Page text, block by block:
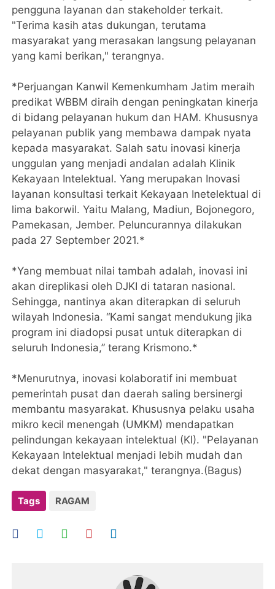
pengguna layanan dan stakeholder terkait.
"Terima kasih atas dukungan, terutama
masyarakat yang merasakan langsung pelayanan
yang kami berikan," terangnya.
*Perjuangan Kanwil Kemenkumham Jatim meraih
predikat WBBM diraih dengan peningkatan kinerja
di bidang pelayanan hukum dan HAM. Khususnya
pelayanan publik yang membawa dampak nyata
kepada masyarakat. Salah satu inovasi kinerja
unggulan yang menjadi andalan adalah Klinik
Kekayaan Intelektual. Yang merupakan Inovasi
layanan konsultasi terkait Kekayaan Inetelektual di
lima bakorwil. Yaitu Malang, Madiun, Bojonegoro,
Pamekasan, Jember. Peluncurannya dilakukan
pada 27 September 2021.*
*Yang membuat nilai tambah adalah, inovasi ini
akan direplikasi oleh DJKI di tataran nasional.
Sehingga, nantinya akan diterapkan di seluruh
wilayah Indonesia. “Kami sangat mendukung jika
program ini diadopsi pusat untuk diterapkan di
seluruh Indonesia,” terang Krismono.*
*Menurutnya, inovasi kolaboratif ini membuat
pemerintah pusat dan daerah saling bersinergi
membantu masyarakat. Khususnya pelaku usaha
mikro kecil menengah (UMKM) mendapatkan
pelindungan kekayaan intelektual (KI). "Pelayanan
Kekayaan Intelektual menjadi lebih mudah dan
dekat dengan masyarakat," terangnya.(Bagus)
Tags RAGAM